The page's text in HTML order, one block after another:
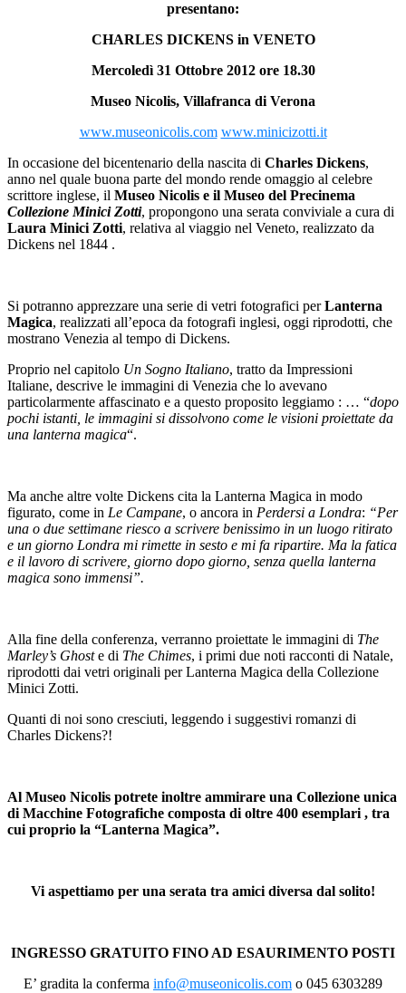
presentano:
CHARLES DICKENS in VENETO
Mercoledì 31 Ottobre 2012 ore 18.30
Museo Nicolis, Villafranca di Verona
www.museonicolis.com www.minicizotti.it
In occasione del bicentenario della nascita di Charles Dickens,
anno nel quale buona parte del mondo rende omaggio al celebre
scrittore inglese, il Museo Nicolis e il Museo del Precinema
Collezione Minici Zotti, propongono una serata conviviale a cura di
Laura Minici Zotti, relativa al viaggio nel Veneto, realizzato da
Dickens nel 1844 .
Si potranno apprezzare una serie di vetri fotografici perLanterna
Magica, realizzati all’epoca da fotografi inglesi, oggi riprodotti, che
mostrano Venezia al tempo di Dickens.
Proprio nel capitolo Un Sogno Italiano, tratto da Impressioni
Italiane, descrive le immagini di Venezia che lo avevano
particolarmente affascinato e a questo proposito leggiamo : … “dopo
pochi istanti, le immagini si dissolvono come le visioni proiettate da
una lanterna magica“.
Ma anche altre volte Dickens cita la Lanterna Magica in modo
figurato, come in Le Campane, o ancora in Perdersi a Londra: “Per
una o due settimane riesco a scrivere benissimo in un luogo ritirato
e un giorno Londra mi rimette in sesto e mi fa ripartire. Ma la fatica
e il lavoro di scrivere, giorno dopo giorno, senza quella lanterna
magica sono immensi”.
Alla fine della conferenza, verranno proiettate le immagini di The
Marley’s Ghoste di The Chimes, i primi due noti racconti di Natale,
riprodotti dai vetri originali per Lanterna Magica della Collezione
Minici Zotti.
Quanti di noi sono cresciuti, leggendo i suggestivi romanzi di
Charles Dickens?!
Al Museo Nicolis potrete inoltre ammirare una Collezione unica
di Macchine Fotografiche composta di oltre 400 esemplari , tra
cui proprio la “Lanterna Magica”.
Vi aspettiamo per una serata tra amici diversa dal solito!
INGRESSO GRATUITO FINO AD ESAURIMENTO POSTI
E’ gradita la conferma info@museonicolis.com o 045 6303289